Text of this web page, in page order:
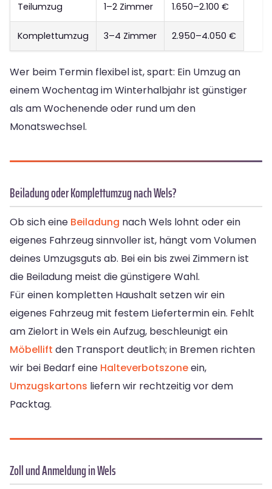
Teilumzug 1–2 Zimmer 1.650–2.100 €
Komplettumzug 3–4 Zimmer 2.950–4.050 €
Wer beim Termin flexibel ist, spart: Ein Umzug an
einem Wochentag im Winterhalbjahr ist günstiger
als am Wochenende oder rund um den
Monatswechsel.
Beiladung oder Komplettumzug nach Wels?
Ob sich eine Beiladung nach Wels lohnt oder ein
eigenes Fahrzeug sinnvoller ist, hängt vom Volumen
deines Umzugsguts ab. Bei ein bis zwei Zimmern ist
die Beiladung meist die günstigere Wahl.
Für einen kompletten Haushalt setzen wir ein
eigenes Fahrzeug mit festem Liefertermin ein. Fehlt
am Zielort in Wels ein Aufzug, beschleunigt ein
Möbellift den Transport deutlich; in Bremen richten
wir bei Bedarf eine Halteverbotszoneein,
Umzugskartons liefern wir rechtzeitig vor dem
Packtag.
Zoll und Anmeldung in Wels